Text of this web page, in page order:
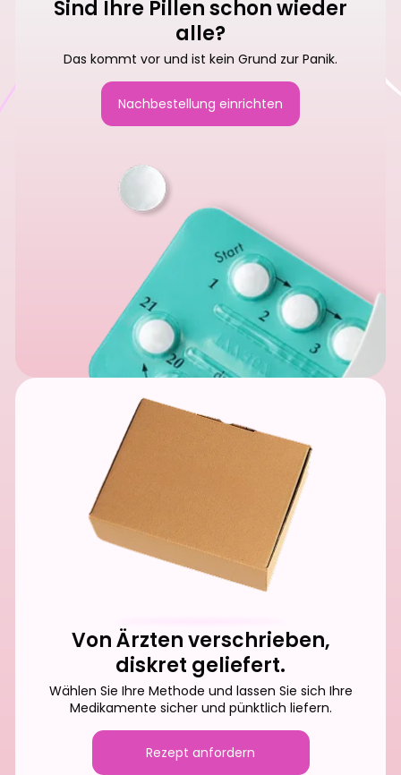
Sind Ihre Pillen schon wieder
alle?
Das kommt vor und ist kein Grund zur Panik.
Nachbestellung einrichten
Von Ärzten verschrieben,
diskret geliefert.
Wählen Sie Ihre Methode und lassen Sie sich Ihre
Medikamente sicher und pünktlich liefern.
Rezept anfordern